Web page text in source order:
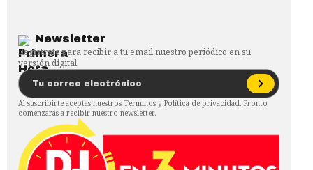
Newsletter
Regístrate para recibir a tu email nuestro periódico en su
versión digital.
Al suscribirte aceptas nuestros Términos y Política de privacidad. Pronto
comenzarás a recibir nuestro newsletter.